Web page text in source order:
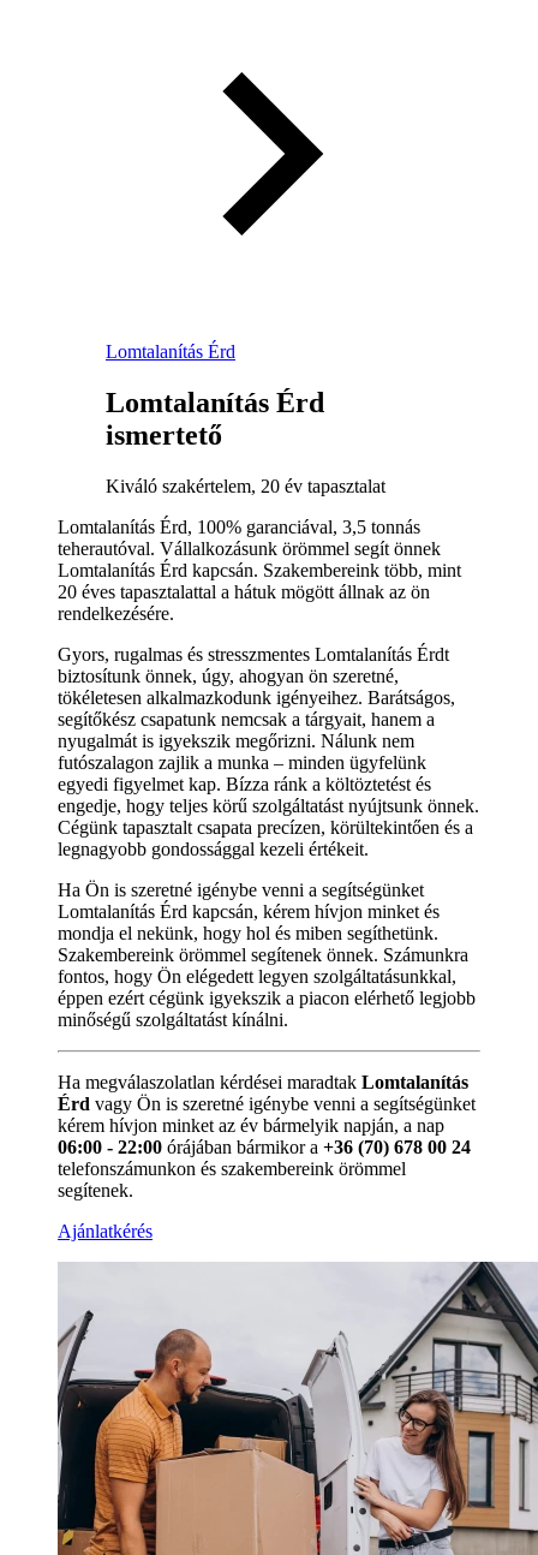
Lomtalanítás Érd
Lomtalanítás Érd
ismertető
Kiváló szakértelem, 20 év tapasztalat
Lomtalanítás Érd, 100% garanciával, 3,5 tonnás
teherautóval. Vállalkozásunk örömmel segít önnek
Lomtalanítás Érd kapcsán. Szakembereink több, mint
20 éves tapasztalattal a hátuk mögött állnak az ön
rendelkezésére.
Gyors, rugalmas és stresszmentes Lomtalanítás Érdt
biztosítunk önnek, úgy, ahogyan ön szeretné,
tökéletesen alkalmazkodunk igényeihez. Barátságos,
segítőkész csapatunk nemcsak a tárgyait, hanem a
nyugalmát is igyekszik megőrizni. Nálunk nem
futószalagon zajlik a munka – minden ügyfelünk
egyedi figyelmet kap. Bízza ránk a költöztetést és
engedje, hogy teljes körű szolgáltatást nyújtsunk önnek.
Cégünk tapasztalt csapata precízen, körültekintően és a
legnagyobb gondossággal kezeli értékeit.
Ha Ön is szeretné igénybe venni a segítségünket
Lomtalanítás Érd kapcsán, kérem hívjon minket és
mondja el nekünk, hogy hol és miben segíthetünk.
Szakembereink örömmel segítenek önnek. Számunkra
fontos, hogy Ön elégedett legyen szolgáltatásunkkal,
éppen ezért cégünk igyekszik a piacon elérhető legjobb
minőségű szolgáltatást kínálni.
Ha megválaszolatlan kérdései maradtak Lomtalanítás
Érd vagy Ön is szeretné igénybe venni a segítségünket
kérem hívjon minket az év bármelyik napján, a nap
06:00 - 22:00 órájában bármikor a +36 (70) 678 00 24
telefonszámunkon és szakembereink örömmel
segítenek.
Ajánlatkérés